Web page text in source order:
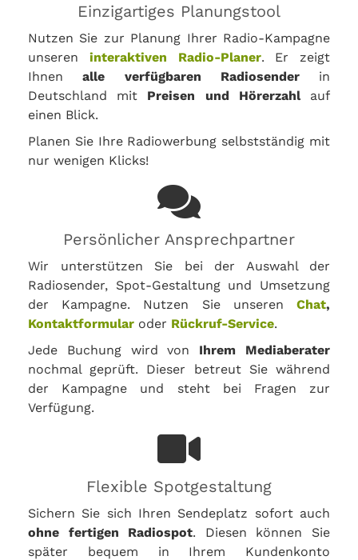
Einzigartiges Planungstool
Nutzen Sie zur Planung Ihrer Radio-Kampagne
unseren interaktiven Radio-Planer. Er zeigt
Ihnenalle verfügbaren Radiosenderin
Deutschland mit Preisen und Hörerzahlauf
einen Blick.
Planen Sie Ihre Radiowerbung selbstständig mit
nur wenigen Klicks!
Persönlicher Ansprechpartner
Wir unterstützen Sie bei der Auswahl der
Radiosender, Spot-Gestaltung und Umsetzung
der Kampagne. Nutzen Sie unseren Chat,
Kontaktformular oder Rückruf-Service.
Jede Buchung wird von Ihrem Mediaberater
nochmal geprüft. Dieser betreut Sie während
der Kampagne und steht bei Fragen zur
Verfügung.
Flexible Spotgestaltung
Sichern Sie sich Ihren Sendeplatz sofort auch
ohne fertigen Radiospot. Diesen können Sie
später bequem in Ihrem Kundenkonto